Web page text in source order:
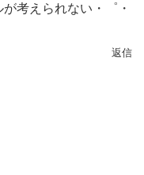
考えられない・゜・
返信